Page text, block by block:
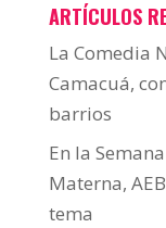
ARTÍCULOS
La Comedia
Camacuá,
barrios
En la
Materna,
tema